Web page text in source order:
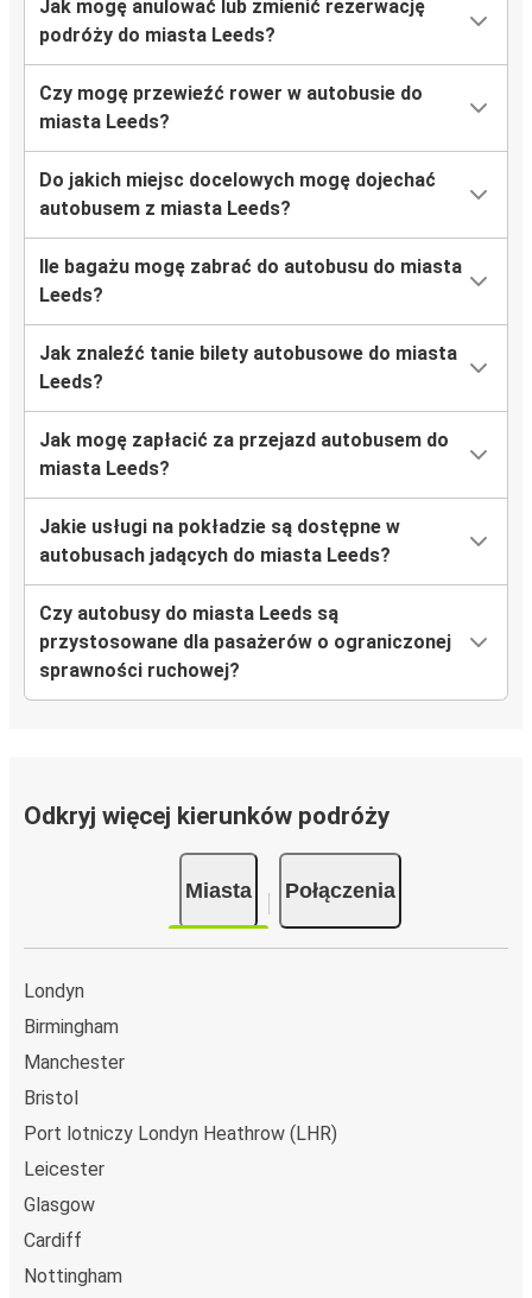
Aberdeen
Jak mogę anulować lub zmienić rezerwację
podróży do miasta Leeds?
Czy mogę przewieźć rower w autobusie do
miasta Leeds?
Do jakich miejsc docelowych mogę dojechać
autobusem z miasta Leeds?
Ile bagażu mogę zabrać do autobusu do miasta
Leeds?
Jak znaleźć tanie bilety autobusowe do miasta
Leeds?
Jak mogę zapłacić za przejazd autobusem do
miasta Leeds?
Jakie usługi na pokładzie są dostępne w
autobusach jadących do miasta Leeds?
Czy autobusy do miasta Leeds są
przystosowane dla pasażerów o ograniczonej
sprawności ruchowej?
Odkryj więcej kierunków podróży
Miasta Połączenia
Londyn
Birmingham
Manchester
Bristol
Port lotniczy Londyn Heathrow (LHR)
Leicester
Glasgow
Cardiff
Nottingham